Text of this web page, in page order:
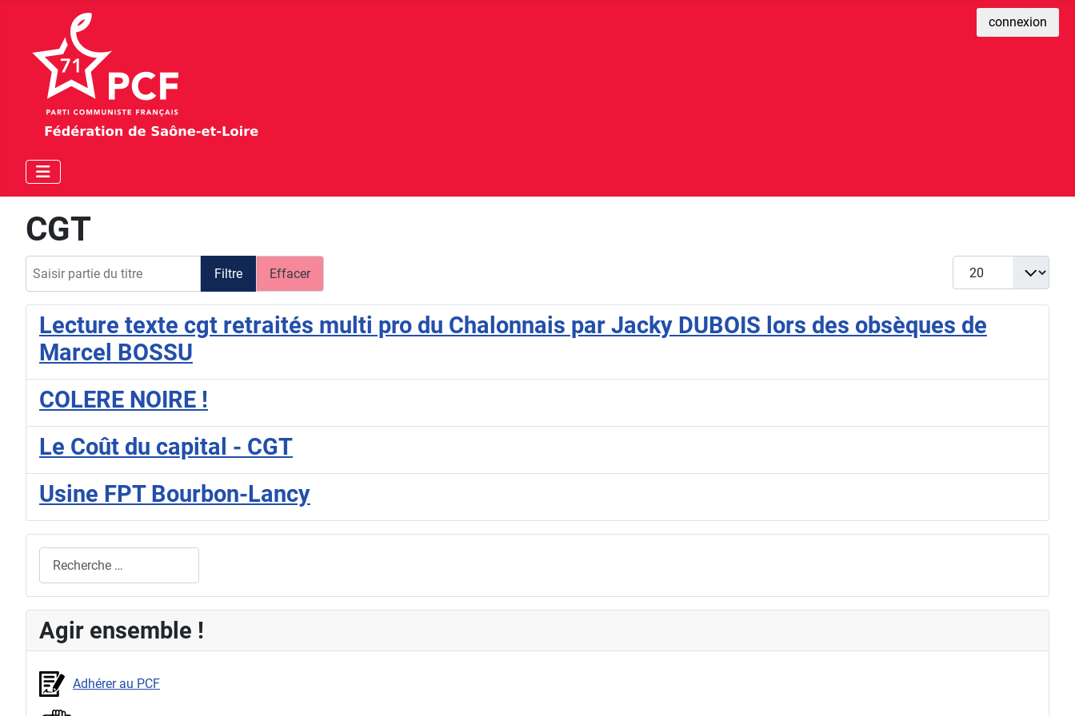
connexion
CGT
Filtre Effacer
Afficher #
Lecture texte cgt retraités multi pro du Chalonnais par Jacky DUBOIS lors des obsèques de
Marcel BOSSU
COLERE NOIRE !
Le Coût du capital - CGT
Usine FPT Bourbon-Lancy
Agir ensemble !
Adhérer au PCF